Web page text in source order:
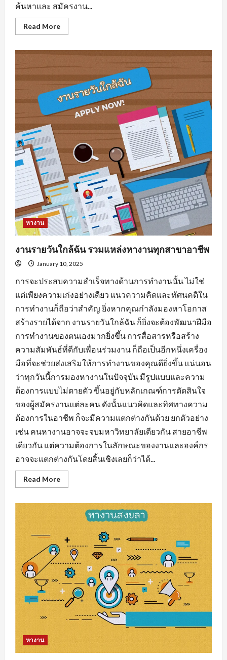
ค้นหาและ สมัครงาน...
Read MoreRead
more
สมัคร
มี
พื้น
ฐาน
ความ
รู้
ทาง
ด้าน
สาย
อาชีพ
หางาน
งานรายวันใกล้ฉัน รวมแหล่งหางานทุกสาขาอาชีพ
January 10, 2025
การจะประสบความสำเร็จทางด้านการทำงานนั้น ไม่ใช่
แต่เพียงความเก่งอย่างเดียว แนวความคิดและทัศนคติใน
การทำงานก็ถือว่าสำคัญ ยิ่งหากคุณกำลังมองหาโอกาส
สร้างรายได้จาก งานรายวันใกล้ฉัน ก็ยิ่งจะต้องพัฒนาฝีมือ
การทำงานของตนเองมากยิ่งขึ้น การสื่อสารหรือสร้าง
ความสัมพันธ์ที่ดีกับเพื่อนร่วมงาน ก็ถือเป็นอีกหนึ่งเครื่อง
มือที่จะช่วยส่งเสริมให้การทำงานของคุณดียิ่งขึ้น แน่นอน
ว่าทุกวันนี้การมองหางานในปัจจุบัน มีรูปแบบและความ
ต้องการแบบไม่ตายตัว ขึ้นอยู่กับหลักเกณฑ์การตัดสินใจ
ของผู้สมัครงานแต่ละคน ดังนั้นแนวคิดและทิศทางความ
ต้องการในอาชีพ ก็จะมีความแตกต่างกันด้วย ยกตัวอย่าง
เช่น คนหางานอาจจะจบมหาวิทยาลัยเดียวกัน สายอาชีพ
เดียวกัน แต่ความต้องการในลักษณะของงานและองค์กร
อาจจะแตกต่างกันโดยสิ้นเชิงเลยก็ว่าได้...
Read MoreRead
more
รวม
แหล่ง
หา
งาน
ทุก
สาขา
อาชีพ
หางาน